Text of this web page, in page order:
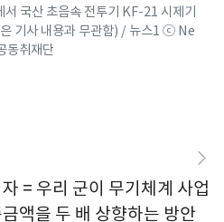
국산 초음속 전투기 KF-21 시제기
기사 내용과 무관함) / 뉴스1 ⓒ Ne
동취재단
= 우리 군이 무기체계 사업
액을 두 배 상향하는 방안